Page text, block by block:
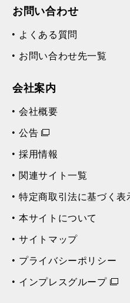
お問い合わせ
よくある質問
お問い合わせ先一覧
会社案内
会社概要
公告
採用情報
関連サイト一覧
特定商取引法に基づく表
本サイトについて
サイトマップ
プライバシーポリシー
インプレスグループ